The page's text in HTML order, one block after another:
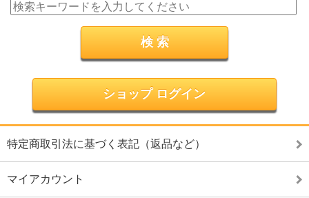
ショップ ログイン
特定商取引法に基づく表記（返品など）
マイアカウント